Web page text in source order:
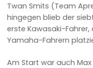
Twan Smits (Team
hingegen blieb der
erste Kawasaki-Fahrer,
Yamaha-Fahrern
Am Start war auch